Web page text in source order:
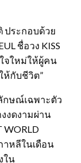
ประกอบด้วย
ชื่อวง KISS
จใหม่ให้ผู้คน
ห้กับชีวิต”
กษณ์เฉพาะตัว
งดงามผ่าน
WORLD
าหลีในเดือน
ใน